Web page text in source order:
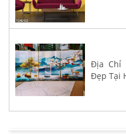
Địa Chỉ
Đẹp Tại